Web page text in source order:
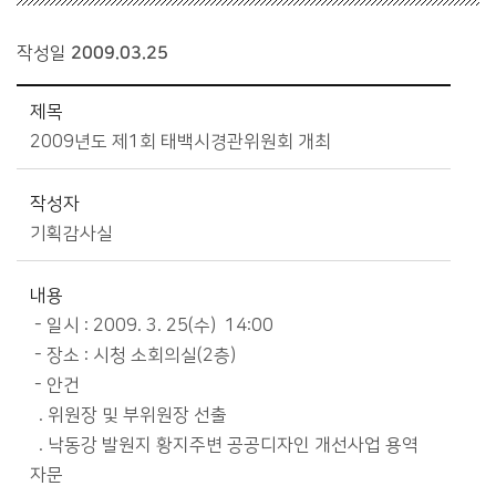
작성일 2009.03.25
제목
2009년도 제1회 태백시경관위원회 개최
작성자
기획감사실
내용
- 일시 : 2009. 3. 25(수) 14:00
- 장소 : 시청 소회의실(2층)
- 안건
. 위원장 및 부위원장 선출
. 낙동강 발원지 황지주변 공공디자인 개선사업 용역
자문